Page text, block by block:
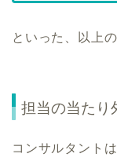
といった、以上
担当の当たり
コンサルタント